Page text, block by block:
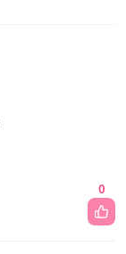
0